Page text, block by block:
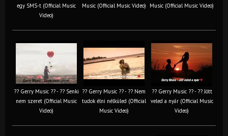
egy SMS-t (Official Music
Video)
Music (Official Music Video)
Music (Official Music Video)
?? Gerry Music ?? - ?? Senki
nem szeret (Official Music
Video)
?? Gerry Music ?? - ?? Nem
tudok élni nélküled (Official
Music Video)
?? Gerry Music ?? - ?? Jött
veled a nyár (Official Music
Video)